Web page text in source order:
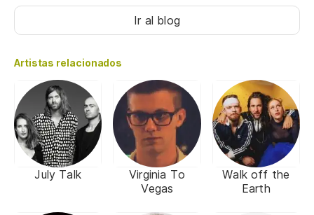
Ir al blog
Artistas relacionados
July Talk
Virginia To
Vegas
Walk off the
Earth